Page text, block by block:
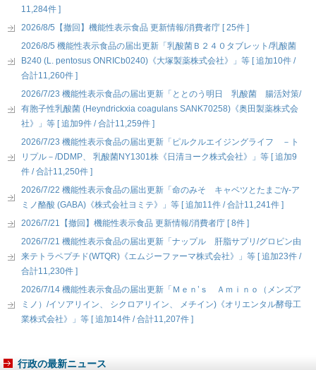
11,284件 ]
2026/8/5【撤回】機能性表示食品 更新情報/消費者庁 [ 25件 ]
2026/8/5 機能性表示食品の届出更新「乳酸菌Ｂ２４０タブレット/乳酸菌
B240 (L. pentosus ONRICb0240)《大塚製薬株式会社》」等 [ 追加10件 /
合計11,260件 ]
2026/7/23 機能性表示食品の届出更新「ととのう明日 乳酸菌 腸活対策/
有胞子性乳酸菌 (Heyndrickxia coagulans SANK70258)《奥田製薬株式会
社》」等 [ 追加9件 / 合計11,259件 ]
2026/7/23 機能性表示食品の届出更新「ピルクルエイジングライフ －ト
リプル－/DDMP、 乳酸菌NY1301株《日清ヨーク株式会社》」等 [ 追加9
件 / 合計11,250件 ]
2026/7/22 機能性表示食品の届出更新「命のみそ キャベツとたまご/γ-ア
ミノ酪酸 (GABA)《株式会社ヨミテ》」等 [ 追加11件 / 合計11,241件 ]
2026/7/21【撤回】機能性表示食品 更新情報/消費者庁 [ 8件 ]
2026/7/21 機能性表示食品の届出更新「ナップル 肝脂サプリ/グロビン由
来テトラペプチド(WTQR)《エムジーファーマ株式会社》」等 [ 追加23件 /
合計11,230件 ]
2026/7/14 機能性表示食品の届出更新「Ｍｅｎ’ｓ Ａｍｉｎｏ（メンズア
ミノ）/イソアリイン、 シクロアリイン、 メチイン)《オリエンタル酵母工
業株式会社》」等 [ 追加14件 / 合計11,207件 ]
行政の最新ニュース